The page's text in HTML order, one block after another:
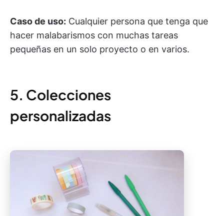
Caso de uso: Cualquier persona que tenga que
hacer malabarismos con muchas tareas
pequeñas en un solo proyecto o en varios.
5. Colecciones
personalizadas